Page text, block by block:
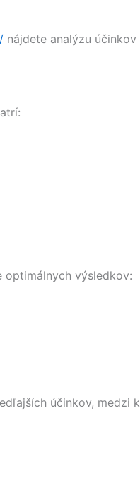
nájdete analýzu
optimálnych výsledkov:
účinkov, medzi